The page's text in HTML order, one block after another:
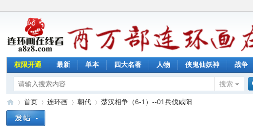
权限开通 最新 单本 四大名著 人物 侠鬼仙妖神 战争
搜索
首页 连环画 朝代 楚汉相争（6-1）--01兵伐咸阳